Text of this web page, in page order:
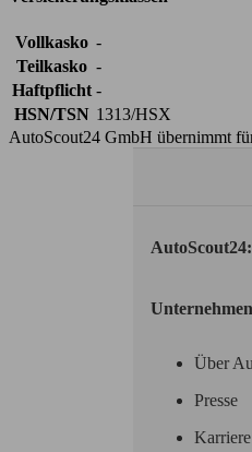
Vollkasko -
Teilkasko -
Haftpflicht -
HSN/TSN 1313/HSX
AutoScout24 GmbH übernimmt
Unternehmen
Über
Presse
Karriere